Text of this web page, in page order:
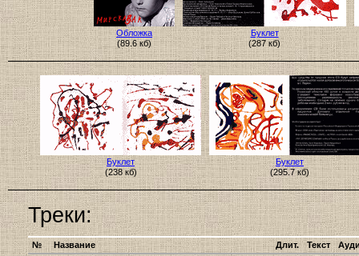
Обложка
(89.6 кб)
Буклет
(287 кб)
Буклет
(238 кб)
Буклет
(295.7 кб)
Треки:
№ Название Длит. Текст